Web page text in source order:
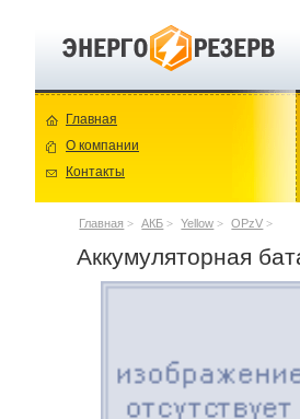
Главная
О компании
Контакты
Главная > АКБ > Yellow > OPzV >
Аккумуляторная